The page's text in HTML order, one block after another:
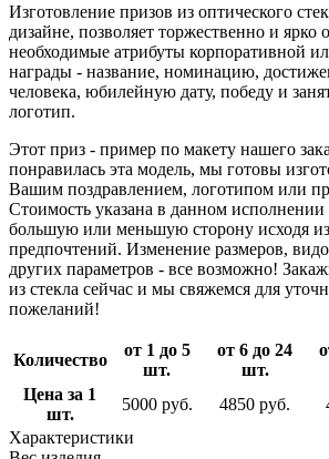
Изготовление призов из оптического
дизайне, позволяет торжественно и ярко
необходимые атрибуты корпоративной
награды - название, номинацию,
человека, юбилейную дату, победу и
логотип.
Этот приз - пример по макету нашего
понравилась эта модель, мы готовы
Вашим поздравлением, логотипом или
Стоимость указана в данном
большую или меньшую сторону исходя
предпочтений. Изменение размеров,
других параметров - все возможно!
из стекла сейчас и мы свяжемся для
пожеланий!
Количество
от 1 до 5
шт.
от 6 до 24
шт.
Цена за 1
шт.
5000 руб. 4850 руб.
Характеристики